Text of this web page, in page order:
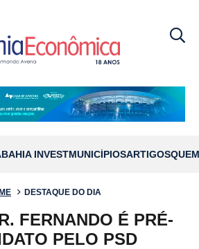
BAHIA INVESTMUNICÍPIOSARTIGOS
DESTAQUE DO DIA
FERNANDO É PRÉ-
PELO PSD